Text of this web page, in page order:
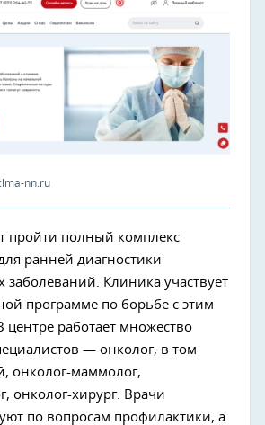
nn.ru
пройти полный комплекс
ранней диагностики
заболеваний. Клиника участвует
программе по борьбе с этим
центре работает множество
— онколог, в том
онколог-маммолог,
онколог-хирург. Врачи
по вопросам профилактики, а